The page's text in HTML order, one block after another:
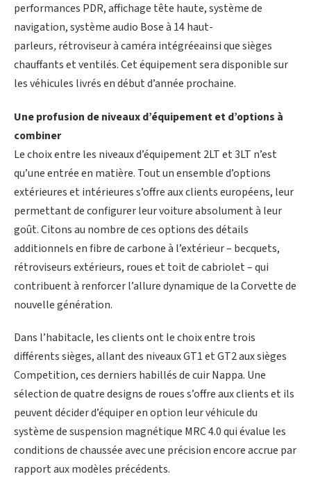
performances PDR, affichage tête haute, système de
navigation, système audio Bose à 14 haut-
parleurs,rétroviseur à caméra intégréeainsi que sièges
chauffants et ventilés. Cet équipement sera disponible sur
les véhicules livrés en début d’année prochaine.
Une profusion de niveaux d’équipement et d’options à
combiner
Le choix entre les niveaux d’équipement 2LT et 3LT n’est
qu’une entrée en matière. Tout un ensemble d’options
extérieures et intérieures s’offre aux clients européens, leur
permettant de configurer leur voiture absolument à leur
goût. Citons au nombre de ces options des détails
additionnels en fibre de carbone à l’extérieur – becquets,
rétroviseurs extérieurs, roues et toit de cabriolet – qui
contribuent à renforcer l’allure dynamique de la Corvette de
nouvelle génération.
Dans l’habitacle, les clients ont le choix entre trois
différents sièges, allant des niveaux GT1 et GT2 aux sièges
Competition, ces derniers habillés de cuir Nappa. Une
sélection de quatre designs de roues s’offre aux clients et ils
peuvent décider d’équiper en option leur véhicule du
système de suspension magnétique MRC 4.0 qui évalue les
conditions de chaussée avec une précision encore accrue par
rapport aux modèles précédents.